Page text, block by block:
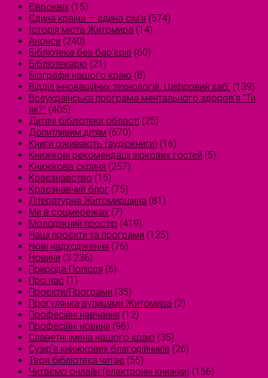
Євроквіз (15)
Єдина країна — єдина сім’я (574)
Історія міста Житомира (14)
Анонси (240)
Бібліотека без бар'єрів (60)
Бібліотекарю (21)
Біографи нашого краю (8)
Відділ інноваційних технологій. Цифровий хаб. (139)
Всеукраїнська програма ментального здоров'я "Ти
як?" (405)
Дитячі бібліотеки області (25)
Допитливим дітям (670)
Книги оживають (аудіокниги) (16)
Книжкові рекомендації зіркових гостей (5)
Книжкова скриня (257)
Краєзнавство (15)
Краєзнавчий блог (75)
Літературна Житомирщина (81)
Ми в соцмережах (7)
Молодіжний простір (419)
Наші проєкти та програми (125)
Нові надходження (76)
Новини (3 236)
Природа Полісся (6)
Про нас (1)
Проєкти/Програми (35)
Прогулянка вулицями Житомира (2)
Професійні навчання (12)
Професійні новини (96)
Славетні імена нашого краю (35)
Сузірʼя книжкових благодійників (26)
Твоя бібліотека читає (55)
Читаємо онлайн (електронні книжки) (156)